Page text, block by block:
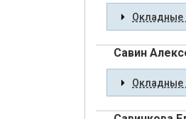
Окладные
Савин
Окладные